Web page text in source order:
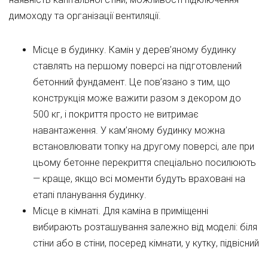
димоходу та організації вентиляції.
Місце в будинку. Камін у дерев’яному будинку
ставлять на першому поверсі на підготовлений
бетонний фундамент. Це пов’язано з тим, що
конструкція може важити разом з декором до
500 кг, і покриття просто не витримає
навантаження. У кам’яному будинку можна
встановлювати топку на другому поверсі, але при
цьому бетонне перекриття спеціально посилюють
— краще, якщо всі моменти будуть враховані на
етапі планування будинку.
Місце в кімнаті. Для каміна в приміщенні
вибирають розташування залежно від моделі: біля
стіни або в стіни, посеред кімнати, у кутку, підвісний